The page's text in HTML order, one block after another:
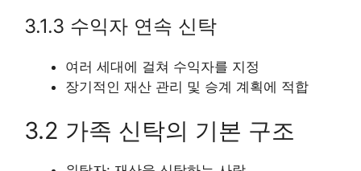
3.1.3 수익자 연속 신탁
여러 세대에 걸쳐 수익자를 지정
장기적인 재산 관리 및 승계 계획에 적합
3.2 가족 신탁의 기본 구조